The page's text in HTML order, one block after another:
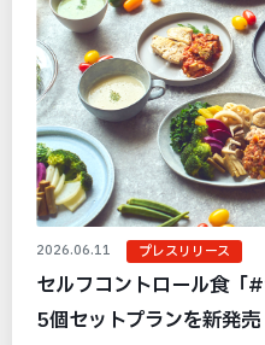
2026.06.11 プレスリリース
セルフコントロール食「
5個セットプランを新発売